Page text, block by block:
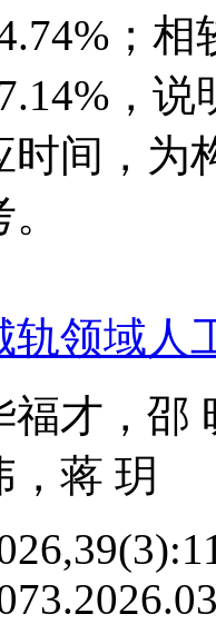
；
，
时间，为
轨领域人
福才，邵
，蒋 玥